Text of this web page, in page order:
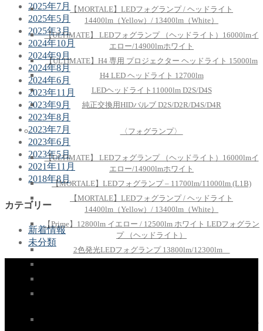
【MORTALE】LEDフォグランプ / ヘッドライト
14400lm（Yellow）/ 13400lm（White）
【ULTIMATE】 LEDフォグランプ （ヘッドライト）16000lmイ
エロー/14900lmホワイト
【ULTIMATE】H4 専用 プロジェクター ヘッドライト 15000lm
H4 LED ヘッドライト 12700lm
LEDヘッドライト11000lm D2S/D4S
純正交換用HIDバルブ D2S/D2R/D4S/D4R
〈フォグランプ〉
【ULTIMATE】 LEDフォグランプ （ヘッドライト）16000lmイ
エロー/14900lmホワイト
【MORTALE】LEDフォグランプ – 11700lm/11000lm (L1B)
【MORTALE】LEDフォグランプ / ヘッドライト
14400lm（Yellow）/ 13400lm（White）
【Prime】12800lm イエロー / 12500lm ホワイト LEDフォグラン
プ （ヘッドライト）
2色発光LEDフォグランプ 13800lm/12300lm
2025年7月
2025年5月
2025年3月
2024年10月
2024年9月
2024年8月
2024年6月
2023年11月
2023年9月
2023年8月
2023年7月
2023年6月
2023年5月
2021年11月
2018年8月
カテゴリー
新着情報
未分類